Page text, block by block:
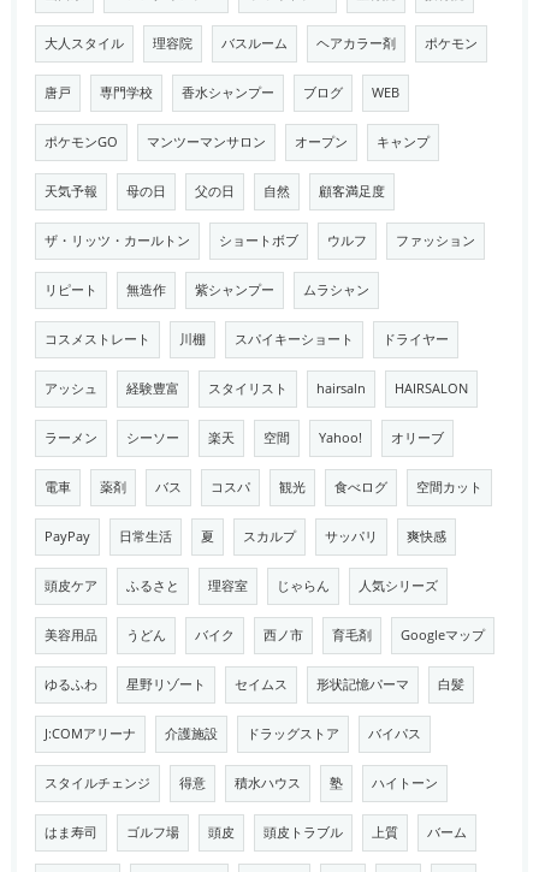
大人スタイル 理容院 バスルーム ヘアカラー剤 ポケモン
唐戸 専門学校 香水シャンプー ブログ WEB
ポケモンGO マンツーマンサロン オープン キャンプ
天気予報 母の日 父の日 自然 顧客満足度
ザ・リッツ・カールトン ショートボブ ウルフ ファッション
リピート 無造作 紫シャンプー ムラシャン
コスメストレート 川棚 スパイキーショート ドライヤー
アッシュ 経験豊富 スタイリスト hairsaln HAIRSALON
ラーメン シーソー 楽天 空間 Yahoo! オリーブ
電車 薬剤 バス コスパ 観光 食べログ 空間カット
PayPay 日常生活 夏 スカルプ サッパリ 爽快感
頭皮ケア ふるさと 理容室 じゃらん 人気シリーズ
美容用品 うどん バイク 西ノ市 育毛剤 Googleマップ
ゆるふわ 星野リゾート セイムス 形状記憶パーマ 白髪
J:COMアリーナ 介護施設 ドラッグストア バイパス
スタイルチェンジ 得意 積水ハウス 塾 ハイトーン
はま寿司 ゴルフ場 頭皮 頭皮トラブル 上質 バーム